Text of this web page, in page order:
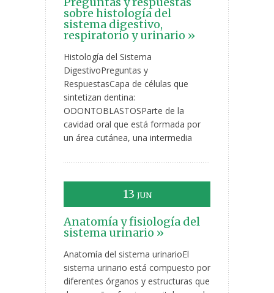
sobre histología del
sistema digestivo,
respiratorio y urinario »
Histología del Sistema
DigestivoPreguntas y
RespuestasCapa de células que
sintetizan dentina:
ODONTOBLASTOSParte de la
cavidad oral que está formada por
un área cutánea, una intermedia
13 JUN
Anatomía y fisiología del
sistema urinario »
Anatomía del sistema urinarioEl
sistema urinario está compuesto por
diferentes órganos y estructuras que